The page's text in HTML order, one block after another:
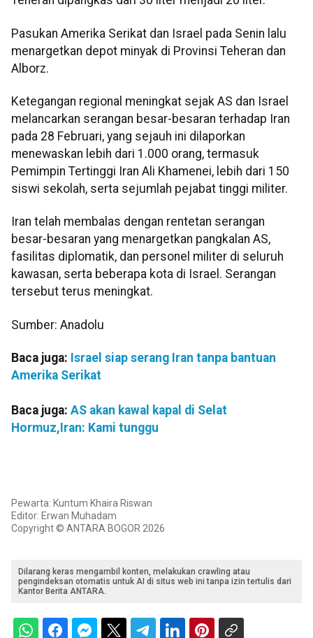
Pasukan Amerika Serikat dan Israel pada Senin lalu
menargetkan depot minyak di Provinsi Teheran dan
Alborz.
Ketegangan regional meningkat sejak AS dan Israel
melancarkan serangan besar-besaran terhadap Iran
pada 28 Februari, yang sejauh ini dilaporkan
menewaskan lebih dari 1.000 orang, termasuk
Pemimpin Tertinggi Iran Ali Khamenei, lebih dari 150
siswi sekolah, serta sejumlah pejabat tinggi militer.
Iran telah membalas dengan rentetan serangan
besar-besaran yang menargetkan pangkalan AS,
fasilitas diplomatik, dan personel militer di seluruh
kawasan, serta beberapa kota di Israel. Serangan
tersebut terus meningkat.
Sumber: Anadolu
Baca juga: Israel siap serang Iran tanpa bantuan
Amerika Serikat
Baca juga: AS akan kawal kapal di Selat
Hormuz,Iran: Kami tunggu
Pewarta: Kuntum Khaira Riswan
Editor: Erwan Muhadam
Copyright © ANTARA BOGOR 2026
Dilarang keras mengambil konten, melakukan crawling atau
pengindeksan otomatis untuk AI di situs web ini tanpa izin tertulis dari
Kantor Berita ANTARA.